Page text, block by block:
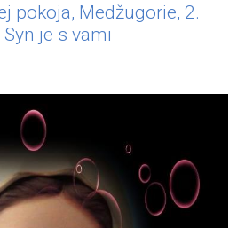
pokoja, Medžugorie, 2.
je s vami